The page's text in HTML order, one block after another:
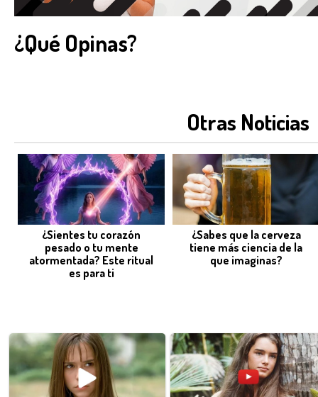
¿Qué Opinas?
Otras Noticias
¿Sientes tu corazón
pesado o tu mente
atormentada? Este ritual
es para ti
¿Sabes que la cerveza
tiene más ciencia de la
que imaginas?